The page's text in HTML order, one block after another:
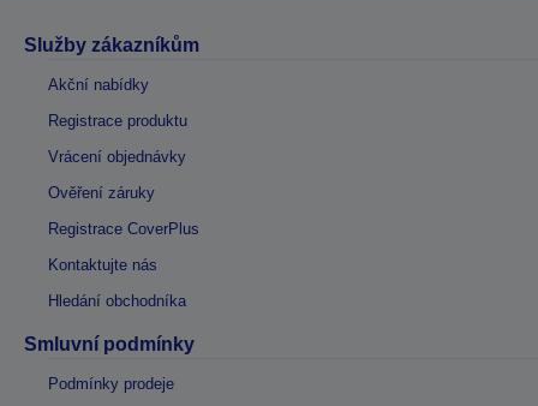
Služby zákazníkům
Akční nabídky
Registrace produktu
Vrácení objednávky
Ověření záruky
Registrace CoverPlus
Kontaktujte nás
Hledání obchodníka
Smluvní podmínky
Podmínky prodeje